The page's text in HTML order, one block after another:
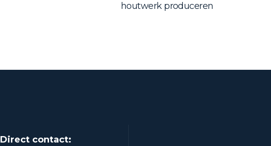
houtwerk produceren
Direct contact: